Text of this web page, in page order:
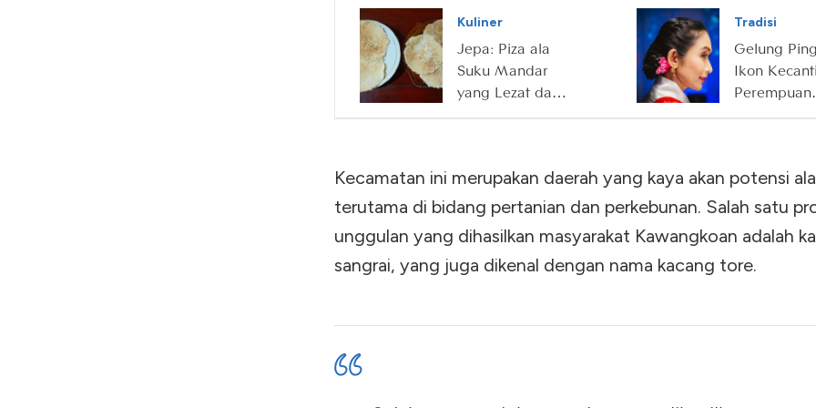
Tidung
Kuliner
Jepa: Piza ala
Suku Mandar
yang Lezat dan
Tradisi
Gelung
Ikon
Perempuan
Kecamatan ini merupakan daerah yang kaya akan potensi
terutama di bidang pertanian dan perkebunan. Salah satu
unggulan yang dihasilkan masyarakat Kawangkoan adalah
sangrai, yang juga dikenal dengan nama kacang tore.